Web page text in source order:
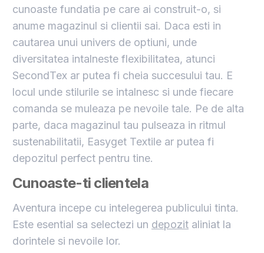
cunoaste fundatia pe care ai construit-o, si
anume magazinul si clientii sai. Daca esti in
cautarea unui univers de optiuni, unde
diversitatea intalneste flexibilitatea, atunci
SecondTex ar putea fi cheia succesului tau. E
locul unde stilurile se intalnesc si unde fiecare
comanda se muleaza pe nevoile tale. Pe de alta
parte, daca magazinul tau pulseaza in ritmul
sustenabilitatii, Easyget Textile ar putea fi
depozitul perfect pentru tine.
Cunoaste-ti clientela
Aventura incepe cu intelegerea publicului tinta.
Este esential sa selectezi un depozit aliniat la
dorintele si nevoile lor.